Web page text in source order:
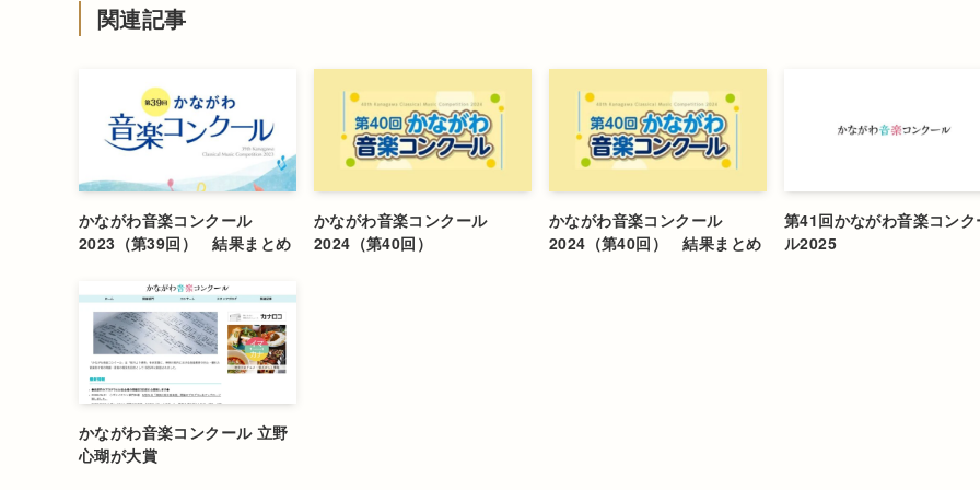
関連記事
かながわ音楽コンクール
2023（第39回） 結果まとめ
かながわ音楽コンクール
2024（第40回）
かながわ音楽コンクール
2024（第40回） 結果まとめ
第41回かながわ音楽コンク
ル2025
かながわ音楽コンクール 立野
心瑚が大賞